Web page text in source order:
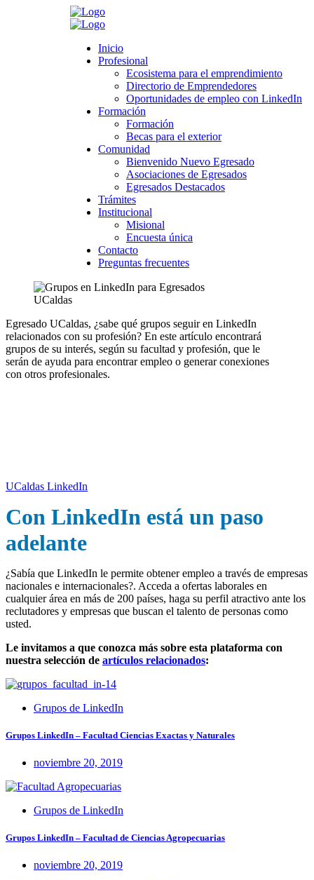
Inicio
Profesional
Ecosistema para el emprendimiento
Directorio de Emprendedores
Oportunidades de empleo con LinkedIn
Formación
Formación
Becas para el exterior
Comunidad
Bienvenido Nuevo Egresado
Asociaciones de Egresados
Egresados Destacados
Trámites
Institucional
Misional
Encuesta única
Contacto
Preguntas frecuentes
Ecosistema para el emprendimiento
Directorio de Emprendedores
Oportunidades de empleo con LinkedIn
Becas para el exterior
Bienvenido Nuevo Egresado
Asociaciones de Egresados
Egresados Destacados
Institucional
Encuesta única
Preguntas frecuentes
Profesional >LinkedIn>Egresado UCaldas,
conozca qué grupos seguir en LinkedIn según su profesión
Egresado UCaldas, conozca qué grupos
seguir en LinkedIn según su profesión
noviembre 19, 2019
Profesional,LinkedIn
Leave a comment
Grupos de LinkedIn para Egresados
Egresado UCaldas, ¿sabe qué grupos seguir en LinkedIn
relacionados con su profesión? En este artículo encontrará
grupos de su interés, según su facultad y profesión, que le
serán de ayuda para encontrar empleo o generar conexiones
con otros profesionales.
UCaldas LinkedIn
Con LinkedIn está un paso
adelante
¿Sabía que LinkedIn le permite obtener empleo a través de empresas
nacionales e internacionales?. Acceda a ofertas laborales en
cualquier área en más de 200 países, haga su perfil atractivo ante los
reclutadores y empresas que buscan el talento de personas como
usted.
Le invitamos a que conozca más sobre esta plataforma con
nuestra selección de artículos relacionados:
Grupos de LinkedIn
Grupos LinkedIn – Facultad Ciencias Exactas y Naturales
noviembre 20, 2019
Grupos de LinkedIn
Grupos LinkedIn – Facultad de Ciencias Agropecuarias
noviembre 20, 2019